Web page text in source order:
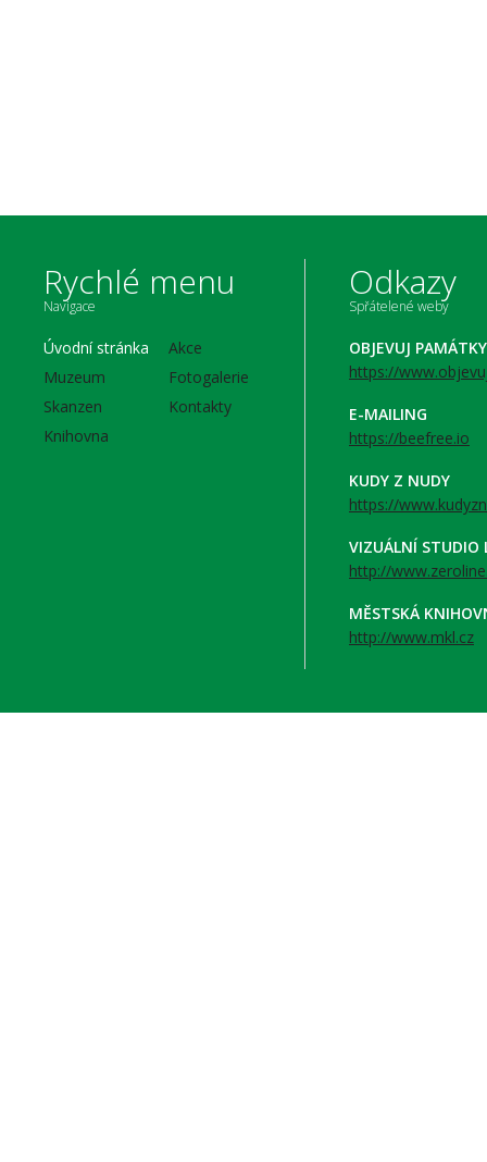
Rychlé menu
Navigace
Úvodní stránka
Muzeum
Skanzen
Knihovna
Akce
Fotogalerie
Kontakty
Odkazy
Spřátelené weby
OBJEVUJ PAMÁTKY
https://
E-MAILING
https://beefree.io
KUDY Z NUDY
https://
VIZUÁLNÍ STUDIO
http://
MĚSTSKÁ
http://www.mkl.cz